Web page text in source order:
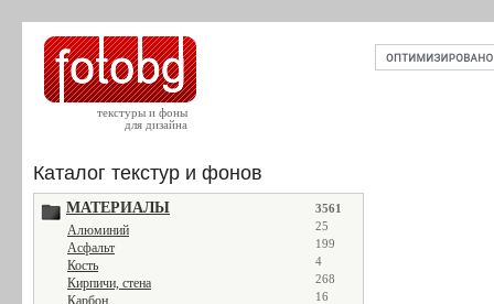
текстуры и фоны
для дизайна
Каталог текстур и фонов
МАТЕРИАЛЫ 3561
Алюминий 25
Асфальт 199
Кость 4
Кирпичи, стена 268
Карбон 16